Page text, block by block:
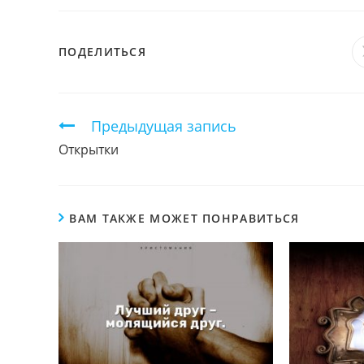
ПОДЕЛИТЬСЯ
Продолжить
чтение
Предыдущая запись
Открытки
ВАМ ТАКЖЕ МОЖЕТ ПОНРАВИТЬСЯ